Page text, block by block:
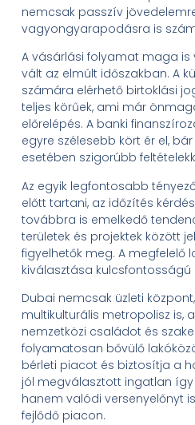
nemcsak passzív
vagyongyarapodásra is
A vásárlási folyamat maga is
vált az elmúlt időszakban. A
számára elérhető birtoklási
teljes körűek, ami már
előrelépés. A banki
egyre szélesebb kört ér el,
esetében szigorúbb
Az egyik legfontosabb
előtt tartani, az időzítés
továbbra is emelkedő
területek és projektek között
figyelhetők meg. A megfelelő
kiválasztása kulcsfontosságú
Dubai nemcsak üzleti
multikulturális metropolisz is,
nemzetközi családot és
folyamatosan bővülő
bérleti piacot és biztosítja a
jól megválasztott ingatlan így
hanem valódi versenyelőnyt
fejlődő piacon.